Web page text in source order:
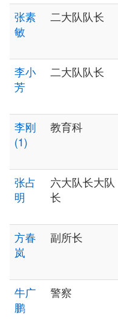
张素
敏
二大队队长
李小
芳
二大队队长
李刚
(1)
教育科
张占
明
六大队长大队
长
方春
岚
副所长
牛广
鹏
警察